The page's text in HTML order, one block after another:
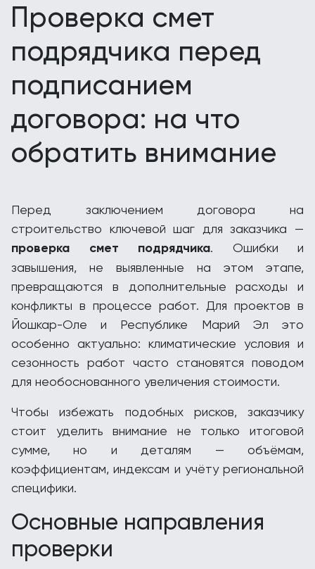
Проверка смет
подрядчика перед
подписанием
договора: на что
обратить внимание
Перед заключением договора на
строительство ключевой шаг для заказчика —
проверка смет подрядчика. Ошибки и
завышения, не выявленные на этом этапе,
превращаются в дополнительные расходы и
конфликты в процессе работ. Для проектов в
Йошкар-Оле и Республике Марий Эл это
особенно актуально: климатические условия и
сезонность работ часто становятся поводом
для необоснованного увеличения стоимости.
Чтобы избежать подобных рисков, заказчику
стоит уделить внимание не только итоговой
сумме, но и деталям — объёмам,
коэффициентам, индексам и учёту региональной
специфики.
Основные направления
проверки